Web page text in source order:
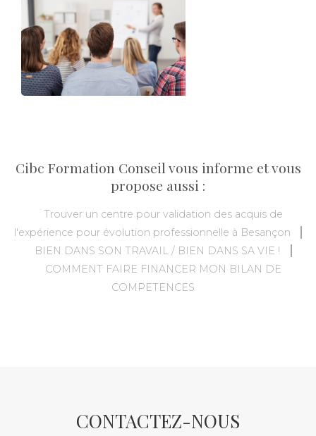
Cibc Formation Conseil vous informe et vous
propose aussi :
Trouver un centre pour validation des acquis de
l'expérience pour évolution professionnelle à Besançon
BIEN DANS SON TRAVAIL / BIEN DANS SA VIE !
COMMENT FAIRE FINANCER MON BILAN DE
COMPETENCES
CONTACTEZ-NOUS